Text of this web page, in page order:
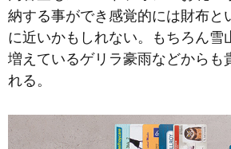
納する事ができ感覚的には財布と
に近いかもしれない。もちろん雪
増えているゲリラ豪雨などからも
れる。